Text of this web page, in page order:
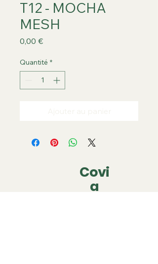
T12 - MOCHA
MESH
0,00 €Prix
Quantité *
Covi
a